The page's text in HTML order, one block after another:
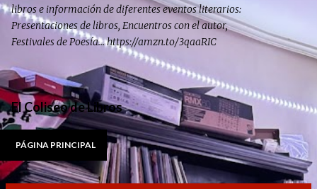
libros e información de diferentes eventos literarios:
Presentaciones de libros, Encuentros con el autor,
Festivales de Poesía... https://amzn.to/3qaaRIC
El Coliseo de Libros
PÁGINA PRINCIPAL